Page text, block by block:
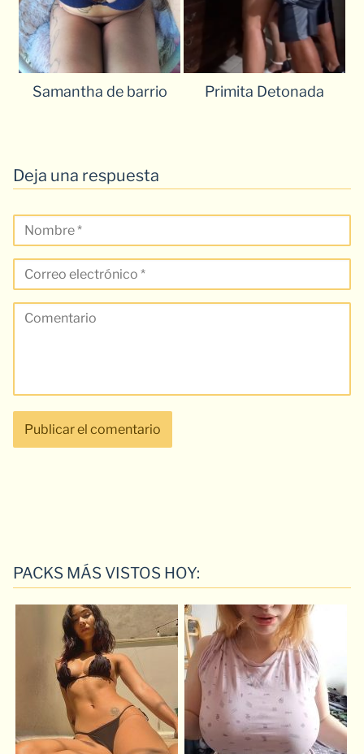
Samantha de barrio Primita Detonada
Deja una respuesta
PACKS MÁS VISTOS HOY: